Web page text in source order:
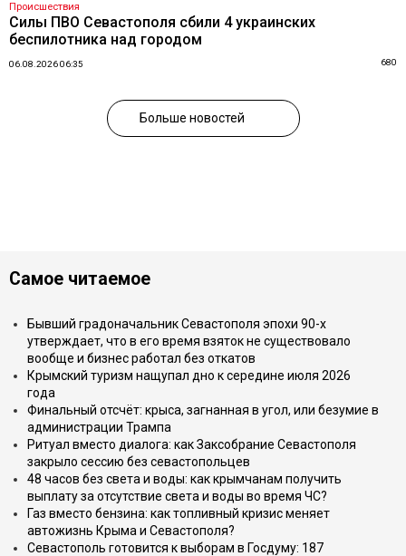
Происшествия
Силы ПВО Севастополя сбили 4 украинских
беспилотника над городом
06.08.2026 06:35 680
Больше новостей
Самое читаемое
Бывший градоначальник Севастополя эпохи 90-х
утверждает, что в его время взяток не существовало
вообще и бизнес работал без откатов
Крымский туризм нащупал дно к середине июля 2026
года
Финальный отсчёт: крыса, загнанная в угол, или безумие в
администрации Трампа
Ритуал вместо диалога: как Заксобрание Севастополя
закрыло сессию без севастопольцев
48 часов без света и воды: как крымчанам получить
выплату за отсутствие света и воды во время ЧС?
Газ вместо бензина: как топливный кризис меняет
автожизнь Крыма и Севастополя?
Севастополь готовится к выборам в Госдуму: 187